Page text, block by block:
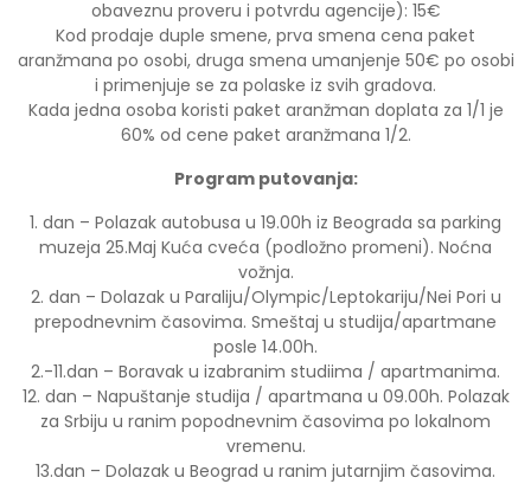
obaveznu proveru i potvrdu agencije): 15€
Kod prodaje duple smene, prva smena cena paket
aranžmana po osobi, druga smena umanjenje 50€ po osobi
i primenjuje se za polaske iz svih gradova.
Kada jedna osoba koristi paket aranžman doplata za 1/1 je
60% od cene paket aranžmana 1/2.
Program putovanja:
1. dan – Polazak autobusa u 19.00h iz Beograda sa parking
muzeja 25.Maj Kuća cveća (podložno promeni). Noćna
vožnja.
2. dan – Dolazak u Paraliju/Olympic/Leptokariju/Nei Pori u
prepodnevnim časovima. Smeštaj u studija/apartmane
posle 14.00h.
2.-11.dan – Boravak u izabranim studiima / apartmanima.
12. dan – Napuštanje studija / apartmana u 09.00h. Polazak
za Srbiju u ranim popodnevnim časovima po lokalnom
vremenu.
13.dan – Dolazak u Beograd u ranim jutarnjim časovima.